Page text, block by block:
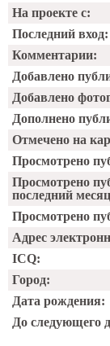
На проекте с:
Последний вход:
Комментарии:
Добавлено
Добавлено
Дополнено
Отмечено на
Просмотрено
Просмотрено
последний
Просмотрено
Адрес
ICQ:
Город:
Дата рождения:
До следующего